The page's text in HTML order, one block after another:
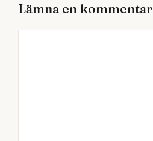
Lämna en kommentar